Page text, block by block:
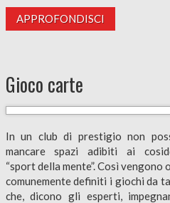
APPROFONDISCI
Gioco carte
In un club di prestigio non
mancare spazi adibiti ai
“sport della mente”. Così vengono
comunemente definiti i giochi da
che, dicono gli esperti,